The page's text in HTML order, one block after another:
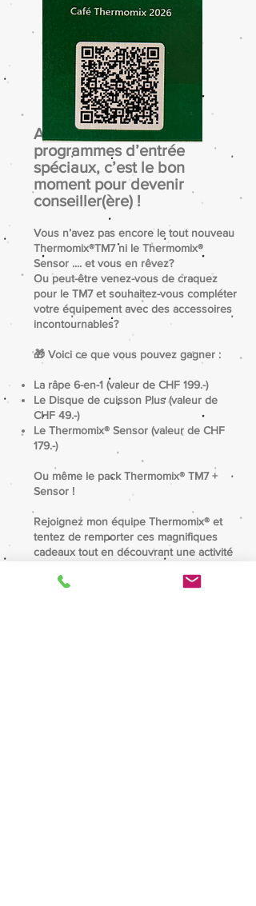
Avec les nouveaux
programmes d’entrée
spéciaux, c’est le bon
moment pour devenir
conseiller(ère) !
Vous n’avez pas encore le tout nouveau
Thermomix®TM7 ni le Thermomix®
Sensor .... et vous en rêvez?​
Ou peut-être venez-vous de craquez
pour le TM7 et souhaitez-vous compléter
votre équipement avec des accessoires
incontournables?
🎁 Voici ce que vous pouvez gagner :
La râpe 6-en-1 (valeur de CHF 199.-)
Le Disque de cuisson Plus (valeur de
CHF 49.-)
Le Thermomix® Sensor (valeur de CHF
179.-)
Ou même le pack Thermomix® TM7 +
Sensor !
Rejoignez mon équipe Thermomix® et
tentez de remporter ces magnifiques
cadeaux tout en découvrant une activité